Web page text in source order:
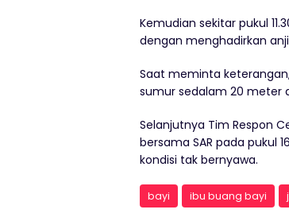
Kemudian sekitar pukul
dengan menghadirkan
Saat meminta
sumur sedalam 20 meter
Selanjutnya Tim Respon
bersama SAR pada pukul
kondisi tak bernyawa.
bayi ibu buang bayi